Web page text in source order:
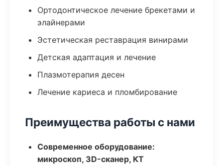
Ортодонтическое лечение брекетами и
элайнерами
Эстетическая реставрация винирами
Детская адаптация и лечение
Плазмотерапия десен
Лечение кариеса и пломбирование
Преимущества работы с нами
Современное оборудование:
микроскоп, 3D-сканер, КТ